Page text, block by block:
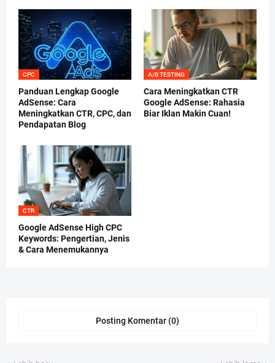
CPC
Panduan Lengkap Google
AdSense: Cara
Meningkatkan CTR, CPC, dan
Pendapatan Blog
A/B TESTING
Cara Meningkatkan CTR
Google AdSense: Rahasia
Biar Iklan Makin Cuan!
CTR
Google AdSense High CPC
Keywords: Pengertian, Jenis
& Cara Menemukannya
Posting Komentar (0)